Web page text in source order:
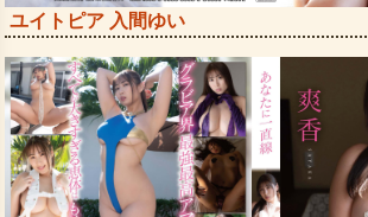
ユイトピア 入間ゆい